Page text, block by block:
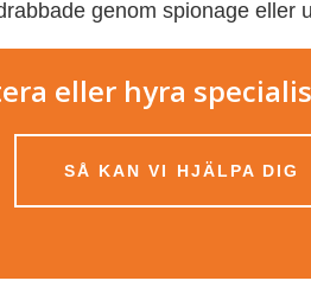
genom spionage eller
eller hyra
SÅ KAN VI HJÄLPA DIG